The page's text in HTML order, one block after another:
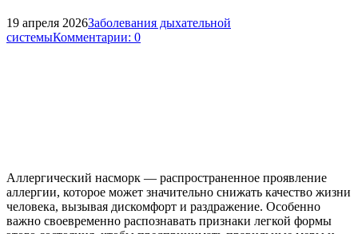
19 апреля 2026Заболевания дыхательной
системыКомментарии: 0
Аллергический насморк — распространенное проявление
аллергии, которое может значительно снижать качество жизни
человека, вызывая дискомфорт и раздражение. Особенно
важно своевременно распознавать признаки легкой формы